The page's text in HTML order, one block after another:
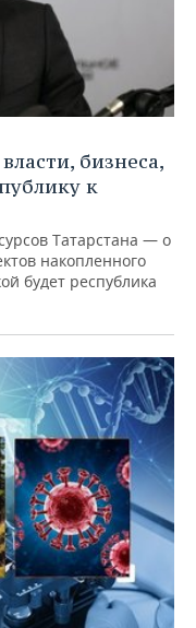
бизнеса,
к
Татарстана — о
накопленного
будет республика